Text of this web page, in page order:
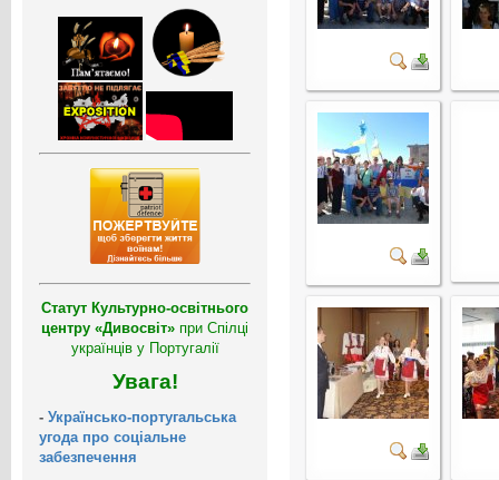
Статут Культурно-освітнього
центру «Дивосвіт» при Спілці
українців у Португалії
Увага!
- Українсько-португальська
угода про соціальне
забезпечення